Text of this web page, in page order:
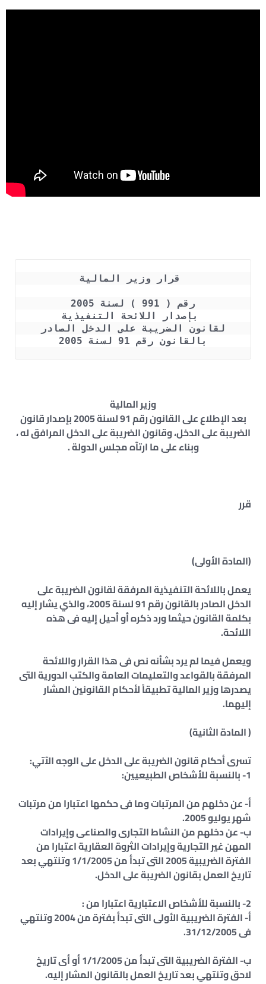
رقم ( 991 ) لسنة 2005
بالقانون رقم 91 لسنة 2005
وزير المالية
بعد الإطلاع على القانون رقم 91 لسنة 2005 بإصدار قانون
الضريبة على الدخل، وقانون الضريبة على الدخل المرافق له ،
وبناء على ما ارتآه مجلس الدولة .
قرر
(المادة الأولى)
يعمل باللائحة التنفيذية المرفقة لقانون الضريبة على
الدخل الصادر بالقانون رقم 91 لسنة 2005، والذي يشار إليه
بكلمة القانون حيثما ورد ذكره أو أحيل إليه فى هذه
اللائحة.
ويعمل فيما لم يرد بشأنه نص فى هذا القرار واللائحة
المرفقة بالقواعد والتعليمات العامة والكتب الدورية التى
يصدرها وزير المالية تطبيقاً لأحكام القانونين المشار
إليهما.
( المادة الثانية)
تسرى أحكام قانون الضريبة على الدخل على الوجه الآتي:
1- بالنسبة للأشخاص الطبيعيين:
أ- عن دخلهم من المرتبات وما فى حكمها اعتبارا من مرتبات
شهر يوليو 2005.
ب- عن دخلهم من النشاط التجارى والصناعى وإيرادات
المهن غير التجارية وإيرادات الثروة العقارية اعتبارا من
الفترة الضريبية 2005 التى تبدأ من 1/1/2005 وتنتهي بعد
تاريخ العمل بقانون الضريبة على الدخل.
2- بالنسبة للأشخاص الاعتبارية اعتبارا من :
أ‌- الفترة الضريبية الأولى التى تبدأ بفترة من 2004 وتنتهي
فى 31/12/2005.
ب‌- الفترة الضريبية التى تبدأ من 1/1/2005 أو أى تاريخ
لاحق وتنتهي بعد تاريخ العمل بالقانون المشار إليه.